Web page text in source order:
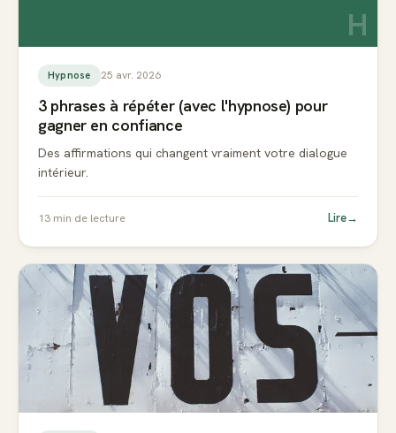
H
Hypnose 25 avr. 2026
3 phrases à répéter (avec l'hypnose) pour
gagner en confiance
Des affirmations qui changent vraiment votre dialogue
intérieur.
13 min de lecture Lire→